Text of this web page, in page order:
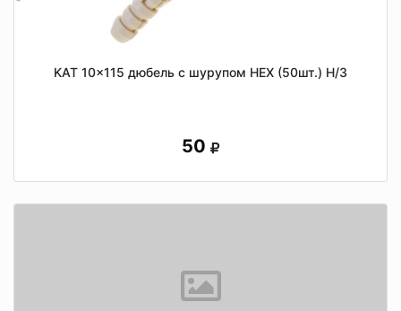
KAT 10x115 дюбель с шурупом HEX (50шт.) Н/З
50